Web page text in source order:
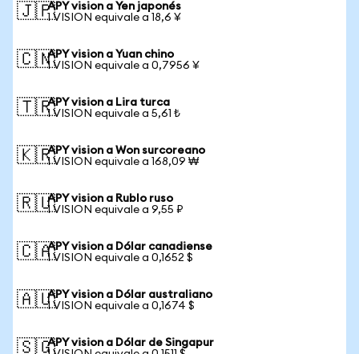
🇯🇵APY vision a Yen japonés
1 VISION equivale a 18,6 ¥
🇨🇳APY vision a Yuan chino
1 VISION equivale a 0,7956 ¥
🇹🇷APY vision a Lira turca
1 VISION equivale a 5,61 ₺
🇰🇷APY vision a Won surcoreano
1 VISION equivale a 168,09 ₩
🇷🇺APY vision a Rublo ruso
1 VISION equivale a 9,55 ₽
🇨🇦APY vision a Dólar canadiense
1 VISION equivale a 0,1652 $
🇦🇺APY vision a Dólar australiano
1 VISION equivale a 0,1674 $
🇸🇬APY vision a Dólar de Singapur